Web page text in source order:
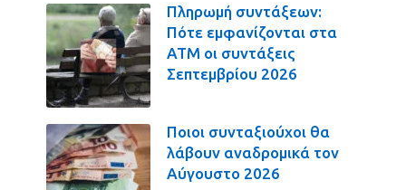
Πληρωμή συντάξεων:
Πότε εμφανίζονται στα
ΑΤΜ οι συντάξεις
Σεπτεμβρίου 2026
Ποιοι συνταξιούχοι θα
λάβουν αναδρομικά τον
Αύγουστο 2026